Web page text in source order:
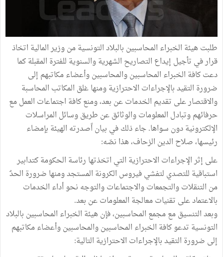
طلبت هيئة الخبراء المحاسبين بالبلاد التونسية من وزير المالية اتخاذ
قرار في تأجيل إيداع التصاريح الشهرية والسنوية للفترة المقبلة كما
دعت كافة الخبراء المحاسبين والمحاسبين وأعضاء مكاتبهم إلى
ضرورة التقيد بالإجراءات الاحترازية ومنها غلق المكاتب المحاسبة
والاقتصار على تقديم الخدمات عن بعد، ومنع كافة اجتماعات العمل مع
حرفائهم وتبادل المعلومات والوثائق عن طريق وسائل المراسلات
الإلكترونية دون سواها. جاء ذلك في بيان اًصدرته الهيئة بإمضاء
رئيسها، صلاح الدين الزحاف، هذا نصّه:
على إثر الإجراءات الاحترازية التي اتخذتها رئاسة الحكومة كتدابير
استباقية للتصدي لتفشي فيروس الكرونة المستجد ومنها ضرورة الحدٌ
من التنقلات والتجمعات والاجتماعات والتوجه نحو أداء الخدمات
بالاعتماد على تقنيات معالجة المعلومات عن بعد.
وبعد التنسيق مع مجمع المحاسبين، فإن هيئة الخبراء المحاسبين بالبلاد
التونسية تدعو كافة الخبراء المحاسبين والمحاسبين وأعضاء مكاتبهم
إلى ضرورة التقيد بالإجراءات الاحترازية التالية: